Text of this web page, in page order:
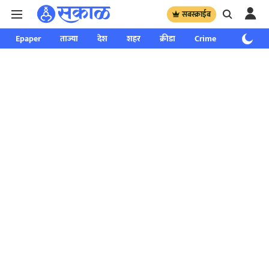
सबस्क्राईब
Epaper ताज्या देश शहर क्रीडा Crime साप्ताहिक